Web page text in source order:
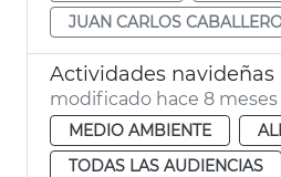
JUAN CARLOS
modificado hace 8 meses
MEDIO AMBIENTE
TODAS LAS AUDIENCIAS